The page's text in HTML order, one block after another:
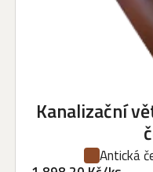
Kanalizační
Antická